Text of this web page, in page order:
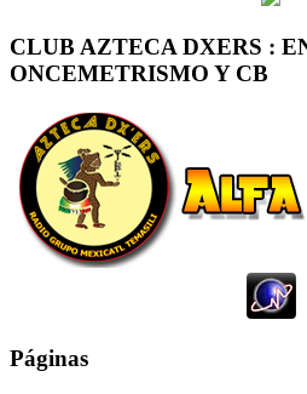
CLUB AZTECA DXERS :
ONCEMETRISMO Y CB
Páginas